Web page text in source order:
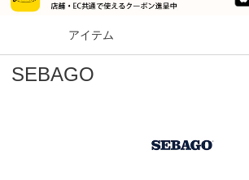
アイテム
SEBAGO